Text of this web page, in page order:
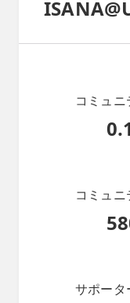
コミュ
コミュ
サポータ